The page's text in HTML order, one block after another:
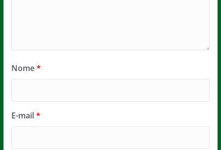
Nome*
E-mail*